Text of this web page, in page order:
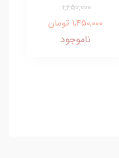
1,650,000
1,450,000 تومان
ناموجود